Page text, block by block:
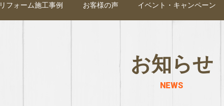
リフォーム施工事例 お客様の声 イベント・キャンペーン
お知らせ
NEWS